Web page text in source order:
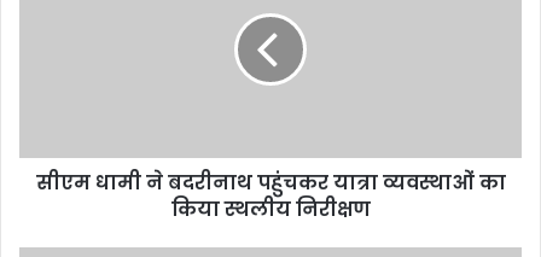
सीएम धामी ने बदरीनाथ पहुंचकर यात्रा व्यवस्थाओं का
किया स्थलीय निरीक्षण